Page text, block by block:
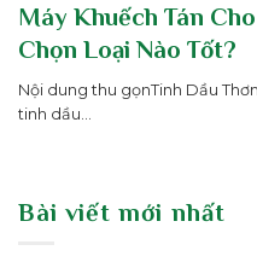
Máy Khuếch Tán
Chọn Loại Nào Tốt?
Nội dung thu gọnTinh Dầu
tinh dầu...
Bài viết mới nhất